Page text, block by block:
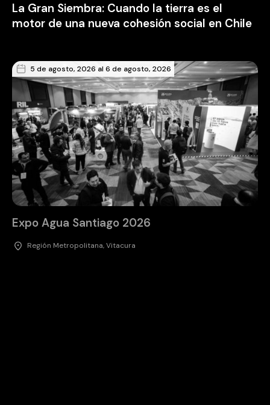
La Gran Siembra: Cuando la tierra es el
motor de una nueva cohesión social en Chile
5 de agosto, 2026 al 6 de agosto, 2026
Expo Agua Santiago 2026
Región Metropolitana, Vitacura